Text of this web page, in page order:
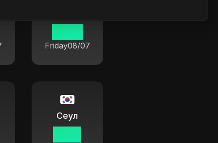
Friday08/07
Сеул